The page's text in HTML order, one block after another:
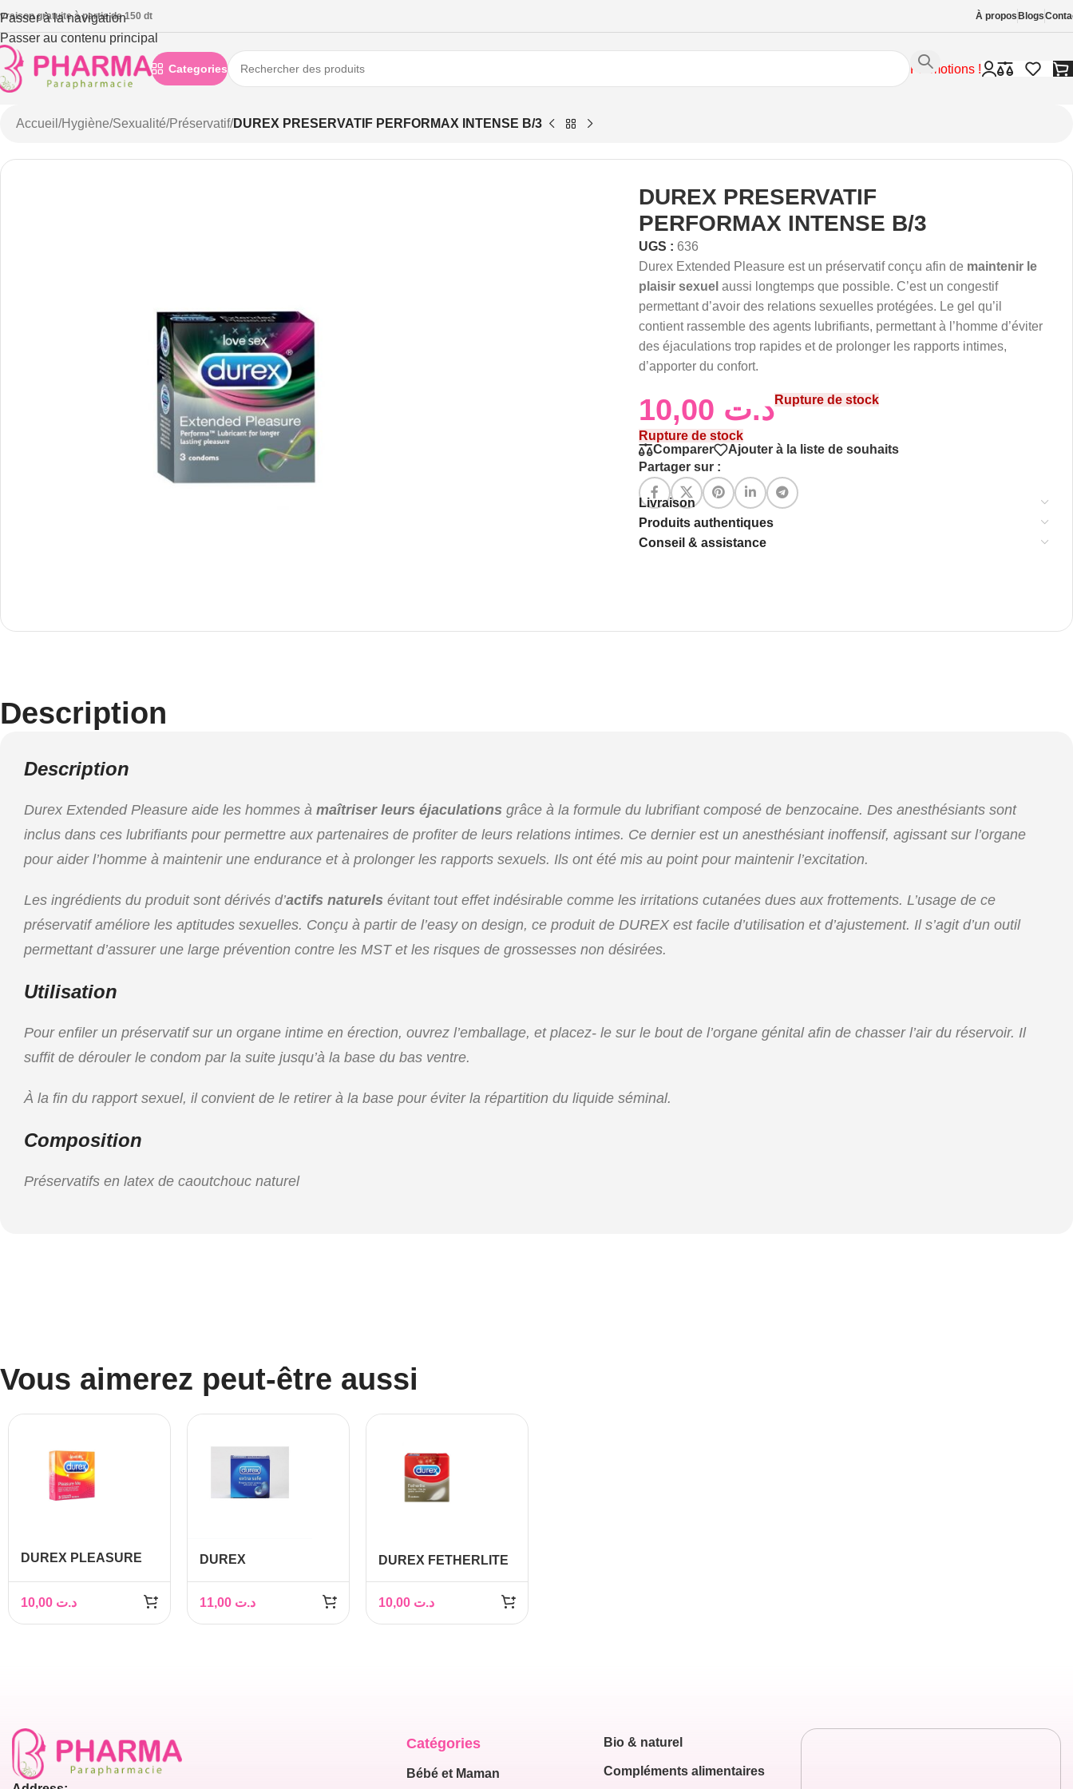
Passer à la navigation
Passer au contenu principal
gratuite à partie de 150 dt À propos Blogs
Categories Promotions !
Accueil /Hygiène/Sexualité/Préservatif/DUREX PRESERVATIF PERFORMAX INTENSE B/3
DUREX PRESERVATIF
PERFORMAX INTENSE B/3
UGS :636
Durex Extended Pleasure est un préservatif conçu afin de maintenir le
plaisir sexuelaussi longtemps que possible. C’est un congestif
permettant d’avoir des relations sexuelles protégées. Le gel qu’il
contient rassemble des agents lubrifiants, permettant à l’homme d’éviter
des éjaculations trop rapides et de prolonger les rapports intimes,
d’apporter du confort.
د.تRupture de stock
Rupture de stock
Comparer
Ajouter à la liste de souhaits
Partager sur :
Livraison
Produits authentiques
Conseil & assistance
Description
Description
Durex Extended Pleasure aide les hommes à maîtriser leurs éjaculations grâce à la formule du lubrifiant composé de benzocaine. Des anesthésiants sont
inclus dans ces lubrifiants pour permettre aux partenaires de profiter de leurs relations intimes. Ce dernier est un anesthésiant inoffensif, agissant sur l’organe
pour aider l’homme à maintenir une endurance et à prolonger les rapports sexuels. Ils ont été mis au point pour maintenir l’excitation.
Les ingrédients du produit sont dérivés d’actifs naturels évitant tout effet indésirable comme les irritations cutanées dues aux frottements. L’usage de ce
préservatif améliore les aptitudes sexuelles. Conçu à partir de l’easy on design, ce produit de DUREX est facile d’utilisation et d’ajustement. Il s’agit d’un outil
permettant d’assurer une large prévention contre les MST et les risques de grossesses non désirées.
Utilisation
Pour enfiler un préservatif sur un organe intime en érection, ouvrez l’emballage, et placez- le sur le bout de l’organe génital afin de chasser l’air du réservoir. Il
suffit de dérouler le condom par la suite jusqu’à la base du bas ventre.
À la fin du rapport sexuel, il convient de le retirer à la base pour éviter la répartition du liquide séminal.
Composition
Préservatifs en latex de caoutchouc naturel
Vous aimerez peut-être aussi
DUREX PLEASURE
د.ت
DUREX
SAFE BT 3
د.ت
DUREX FETHERLITE
د.ت
Catégories
Bébé et Maman
Bio & naturel
Compléments alimentaires